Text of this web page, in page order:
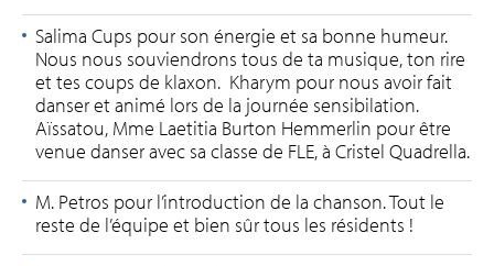
Salima Cups pour son énergie et sa bonne humeur.
Nous nous souviendrons tous de ta musique, ton rire
et tes coups de klaxon. Kharym pour nous avoir fait
danser et animé lors de la journée sensibilation.
Aïssatou, Mme Laetitia Burton Hemmerlin pour être
venue danser avec sa classe de FLE, à Cristel Quadrella.
M. Petros pour l’introduction de la chanson. Tout le
reste de l’équipe et bien sûr tous les résidents !